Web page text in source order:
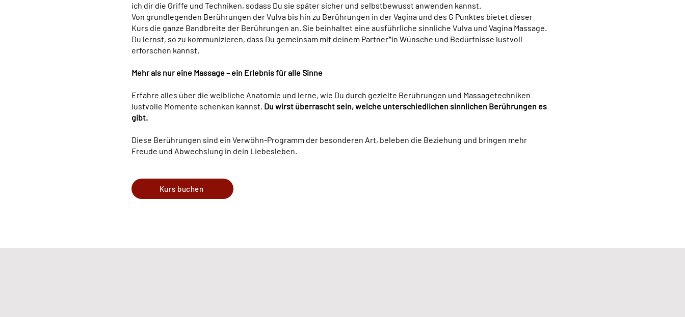
ich dir die Griffe und Techniken, sodass Du sie später sicher und selbstbewusst anwenden kannst.
Von grundlegenden Berührungen der Vulva bis hin zu Berührungen in der Vagina und des G Punktes bietet dieser
Kurs die ganze Bandbreite der Berührungen an. Sie beinhaltet eine ausführliche sinnliche Vulva und Vagina Massage.
Du lernst, so zu kommunizieren, dass Du gemeinsam mit deinem Partner*in Wünsche und Bedürfnisse lustvoll
erforschen kannst.
Mehr als nur eine Massage – ein Erlebnis für alle Sinne
Erfahre alles über die weibliche Anatomie und lerne, wie Du durch gezielte Berührungen und Massagetechniken
lustvolle Momente schenken kannst. Du wirst überrascht sein, welche unterschiedlichen sinnlichen Berührungen es
gibt.
Diese Berührungen sind ein Verwöhn-Programm der besonderen Art, beleben die Beziehung und bringen mehr
Freude und Abwechslung in dein Liebesleben.
Kurs buchen